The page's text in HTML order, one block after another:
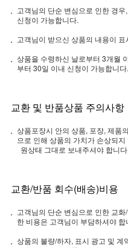
고객님의 단순 변심으로 인한 경
신청이 가능합니다.
고객님이 받으신 상품의 내용이
상품을 수령하신 날로부터 3개월
부터 30일 이내 신청이 가능합니다.
교환 및 반품상품 주의사항
상품포장시 안의 상품, 포장, 제품
으로 인해 상품의 가치가 손상되
원상태 그대로 보내주셔야 합니다.
교환/반품 회수(배송)비용
고객님의 단순 변심으로 인한 교
한 비용은 고객님이 부담하셔야 합
상품의 불량/하자, 표시 광고 및 계